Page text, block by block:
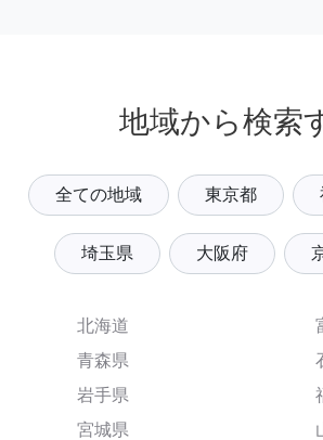
地域から検索
全ての地域 東京都
埼玉県 大阪府
北海道
青森県
岩手県
宮城県